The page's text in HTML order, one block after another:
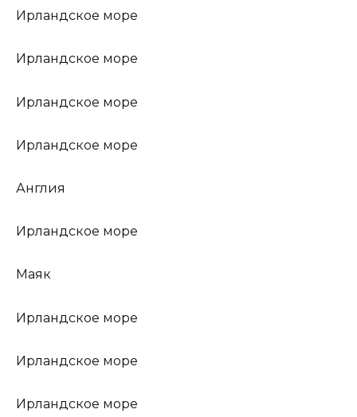
Ирландское море
Ирландское море
Ирландское море
Ирландское море
Англия
Ирландское море
Маяк
Ирландское море
Ирландское море
Ирландское море